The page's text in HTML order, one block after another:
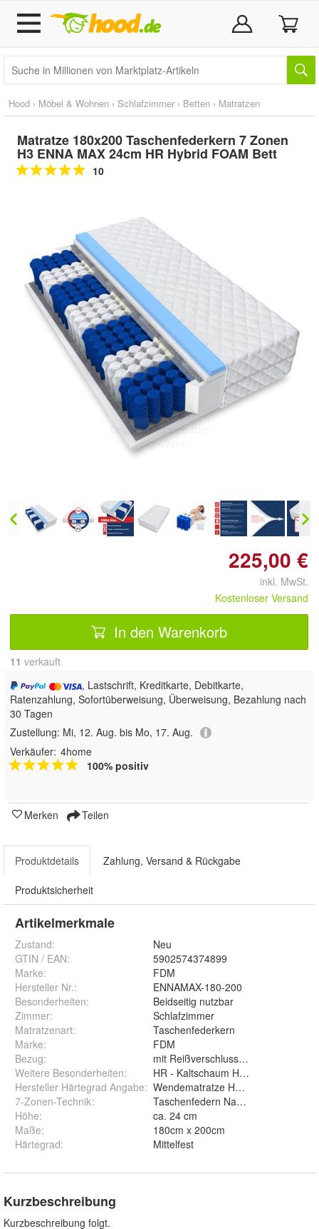
Hood › Möbel & Wohnen › Schlafzimmer › Betten › Matratzen
Matratze 180x200 Taschenfederkern 7 Zonen
H3 ENNA MAX 24cm HR Hybrid FOAM Bett
10
Doppelt antippen zum
vergrößern
225,00 €
inkl. MwSt.
Kostenloser Versand
In den Warenkorb
11 verkauft
, Lastschrift, Kreditkarte, Debitkarte,
Ratenzahlung, Sofortüberweisung, Überweisung, Bezahlung nach
30 Tagen
Zustellung: Mi, 12. Aug. bis Mo, 17. Aug.
Verkäufer: 4home
100% positiv
Merken Teilen
Produktdetails Zahlung, Versand & Rückgabe
Produktsicherheit
Artikelmerkmale
Zustand:
Neu
GTIN / EAN:
5902574374899
Marke:
FDM
Hersteller Nr.:
ENNAMAX-180-200
Besonderheiten:
Beidseitig nutzbar
Zimmer:
Schlafzimmer
Matratzenart:
Taschenfederkern
Marke:
FDM
Bezug:
mit Reißverschluss, abnehmbar
Weitere Besonderheiten:
HR - Kaltschaum Hybrid FOAM
Hersteller Härtegrad Angabe: Wendematratze H3 Körpergewicht
7-Zonen-Technik:
Taschenfedern NanoHARD 18 cm
Höhe:
ca. 24 cm
Maße:
180cm x 200cm
Härtegrad: Mittelfest
Kurzbeschreibung
Kurzbeschreibung folgt.